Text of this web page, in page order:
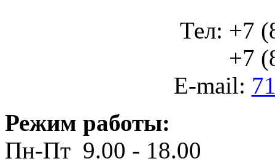
Тел: +7
+7
E-mail:
Режим работы:
Пн-Пт 9.00 - 18.00